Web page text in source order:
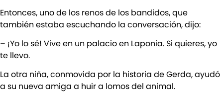
Entonces, uno de los renos de los bandidos, que
también estaba escuchando la conversación, dijo:
– ¡Yo lo sé! Vive en un palacio en Laponia. Si quieres, yo
te llevo.
La otra niña, conmovida por la historia de Gerda, ayudó
a su nueva amiga a huir a lomos del animal.